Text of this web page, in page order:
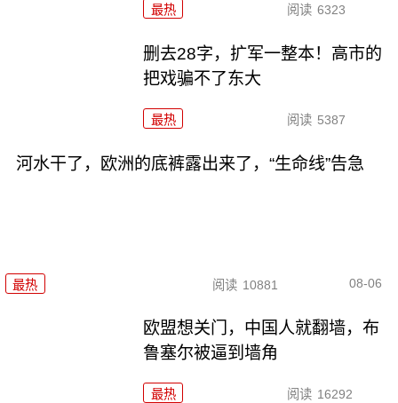
最热 阅读 6323
删去28字，扩军一整本！高市的
把戏骗不了东大
最热 阅读 5387
河水干了，欧洲的底裤露出来了，“生命线”告急
最热 阅读 10881 08-06
欧盟想关门，中国人就翻墙，布
鲁塞尔被逼到墙角
最热 阅读 16292